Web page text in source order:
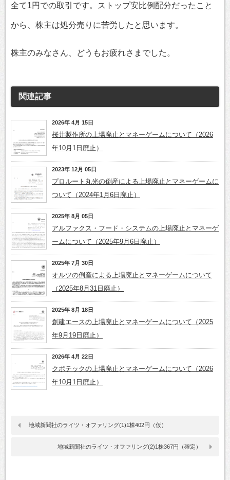
全て1円での取引です。ストップ安比例配分だったこと
から、株主は処分売りに苦労したと思います。
株主のみなさん、どうもお疲れさまでした。
関連記事
2026年 4月 15日
桜井製作所の上場廃止とマネーゲームについて（2026
年10月1日廃止）
2023年 12月 05日
プロルート丸光の倒産による上場廃止とマネーゲームに
ついて（2024年1月6日廃止）
2025年 8月 05日
アルファクス・フード・システムの上場廃止とマネーゲ
ームについて（2025年9月6日廃止）
2025年 7月 30日
オルツの倒産による上場廃止とマネーゲームについて
（2025年8月31日廃止）
2025年 8月 18日
創建エースの上場廃止とマネーゲームについて（2025
年9月19日廃止）
2026年 4月 22日
クボテックの上場廃止とマネーゲームについて（2026
年10月1日廃止）
地域新聞社のライツ・オファリング(1)1株402円（仮）
地域新聞社のライツ・オファリング(2)1株367円（確定）